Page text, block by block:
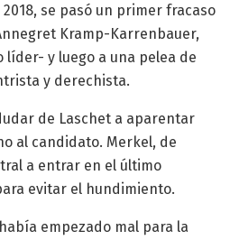
se pasó un primer fracaso
Kramp-Karrenbauer,
líder- y luego a una pelea de
y derechista.
de Laschet a aparentar
al candidato. Merkel, de
a entrar en el último
evitar el hundimiento.
empezado mal para la